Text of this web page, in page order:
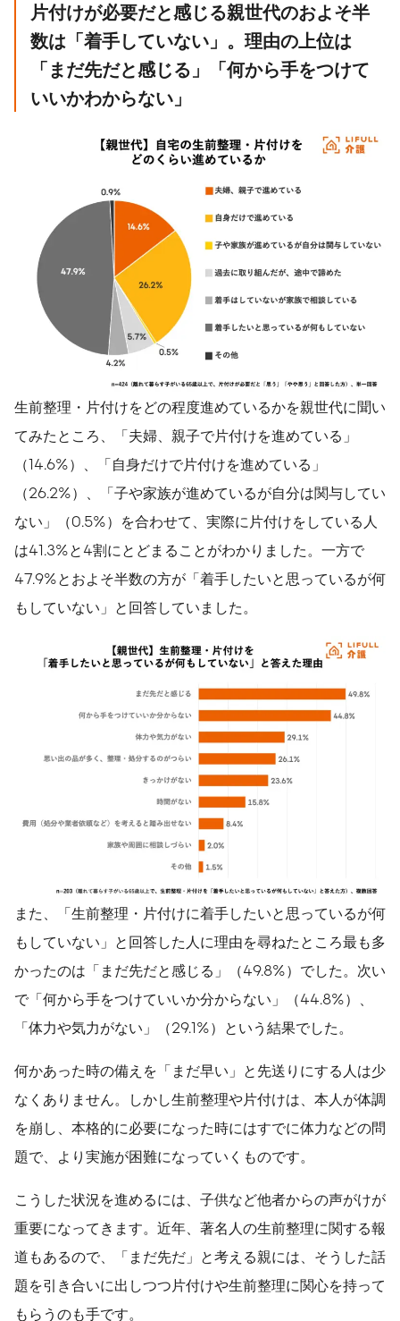
片付けが必要だと感じる親世代のおよそ半
数は「着手していない」。理由の上位は
「まだ先だと感じる」「何から手をつけて
いいかわからない」
生前整理・片付けをどの程度進めているかを親世代に聞い
てみたところ、「夫婦、親子で片付けを進めている」
（14.6%）、「自身だけで片付けを進めている」
（26.2%）、「子や家族が進めているが自分は関与してい
ない」（0.5%）を合わせて、実際に片付けをしている人
は41.3%と4割にとどまることがわかりました。一方で
47.9%とおよそ半数の方が「着手したいと思っているが何
もしていない」と回答していました。
また、「生前整理・片付けに着手したいと思っているが何
もしていない」と回答した人に理由を尋ねたところ最も多
かったのは「まだ先だと感じる」（49.8%）でした。次い
で「何から手をつけていいか分からない」（44.8%）、
「体力や気力がない」（29.1%）という結果でした。
何かあった時の備えを「まだ早い」と先送りにする人は少
なくありません。しかし生前整理や片付けは、本人が体調
を崩し、本格的に必要になった時にはすでに体力などの問
題で、より実施が困難になっていくものです。
こうした状況を進めるには、子供など他者からの声がけが
重要になってきます。近年、著名人の生前整理に関する報
道もあるので、「まだ先だ」と考える親には、そうした話
題を引き合いに出しつつ片付けや生前整理に関心を持って
もらうのも手です。